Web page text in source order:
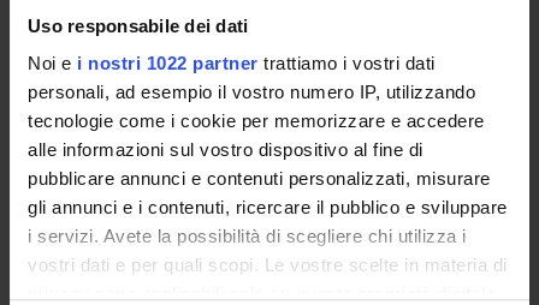
Uso responsabile dei dati
Noi e i nostri 1022 partner trattiamo i vostri dati
personali, ad esempio il vostro numero IP, utilizzando
tecnologie come i cookie per memorizzare e accedere
alle informazioni sul vostro dispositivo al fine di
pubblicare annunci e contenuti personalizzati, misurare
gli annunci e i contenuti, ricercare il pubblico e sviluppare
i servizi. Avete la possibilità di scegliere chi utilizza i
vostri dati e per quali scopi. Le vostre scelte in materia di
Obiettivi di apprendimento
L’insegnamento introduce lo studente alla comprensione dei
concetti base riguardanti le principali malattie ed i processi
patogenetici fondamentali, per consentire di correlare i
meccanismi omeostatici cellulari alle alterazioni delle funzioni
d’organo e alle manifestazioni cliniche di malattia. Si propone
inoltre lo studio dei principi base della farmacologia, in
particolare dei meccanismi di farmacocinetica e
farmacodinamica, e introduce lo studente a comprendere e
valutare il profilo di beneficio e rischio dei farmaci. Si propone